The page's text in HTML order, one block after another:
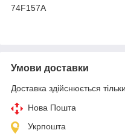
74F157A
Умови доставки
Доставка здійснюється
Нова Пошта
Укрпошта